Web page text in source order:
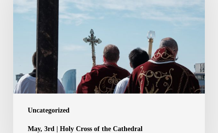
Uncategorized
Holy
Cathedral
May, 3rd | Holy Cross of the Cathedral